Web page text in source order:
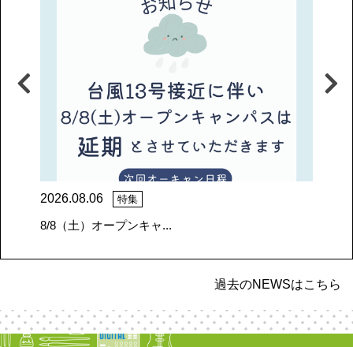
2026.08.06 特集
8/8（土）オープンキャ...
過去のNEWSはこちら